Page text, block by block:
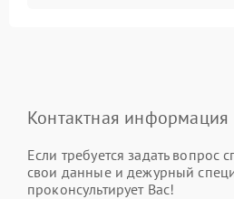
Контактная информация
Если требуется задать вопрос
свои данные и дежурный
проконсультирует Вас!